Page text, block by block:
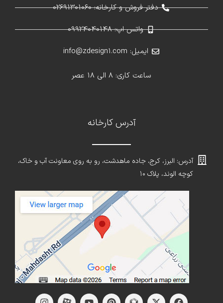
دفتر فروش و کارخانه: 02691301060
واتس اپ: 09924040148
ایمیل: info@zdesign1.com
ساعت کاری: 8 الی 18 عصر
آدرس کارخانه
آدرس: البرز، کرج، جاده ماهدشت، رو به روی معاونت آب و خاک،
کوچه الوند، پلاک ۱۰